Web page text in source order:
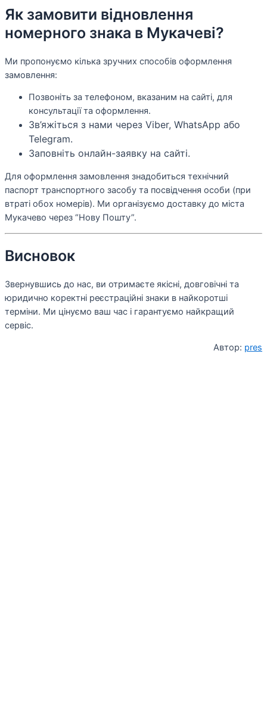
Як замовити відновлення
номерного знака в Мукачеві?
Ми пропонуємо кілька зручних способів оформлення
замовлення:
Позвоніть за телефоном, вказаним на сайті, для
консультації та оформлення.
Зв’яжіться з нами через Viber, WhatsApp або
Telegram.
Заповніть онлайн-заявку на сайті.
Для оформлення замовлення знадобиться технічний
паспорт транспортного засобу та посвідчення особи (при
втраті обох номерів). Ми організуємо доставку до міста
Мукачево через “Нову Пошту”.
Висновок
Звернувшись до нас, ви отримаєте якісні, довговічні та
юридично коректні реєстраційні знаки в найкоротші
терміни. Ми цінуємо ваш час і гарантуємо найкращий
сервіс.
Автор: pres